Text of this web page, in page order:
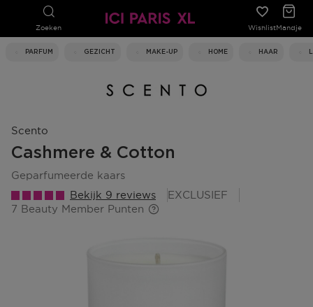
Zoeken WishlistMandje
PARFUM GEZICHT MAKE-UP HOME HAAR
Scento
Cashmere & Cotton
geparfumeerde kaars
Bekijk 9 reviews
EXCLUSIEF
7 Beauty Member Punten